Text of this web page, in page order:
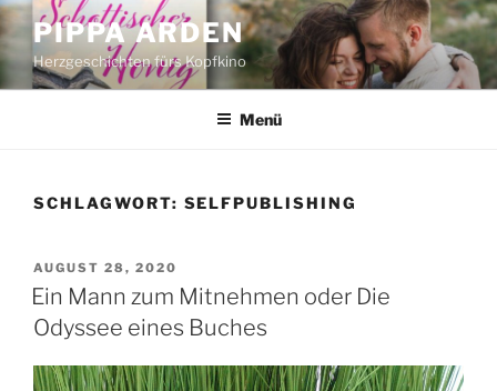
Zum
Inhalt
springen
PIPPA ARDEN
Herzgeschichten fürs Kopfkino
Menü
SCHLAGWORT: SELFPUBLISHING
VERÖFFENTLICHT
AM
AUGUST 28, 2020
Ein Mann zum Mitnehmen oder Die
Odyssee eines Buches